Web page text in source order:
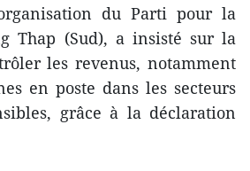
du Parti pour la
Thap (Sud), a insisté sur la
les revenus, notamment
en poste dans les secteurs
grâce à la déclaration